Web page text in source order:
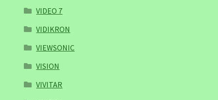
VIDEO 7
VIDIKRON
VIEWSONIC
VISION
VIVITAR